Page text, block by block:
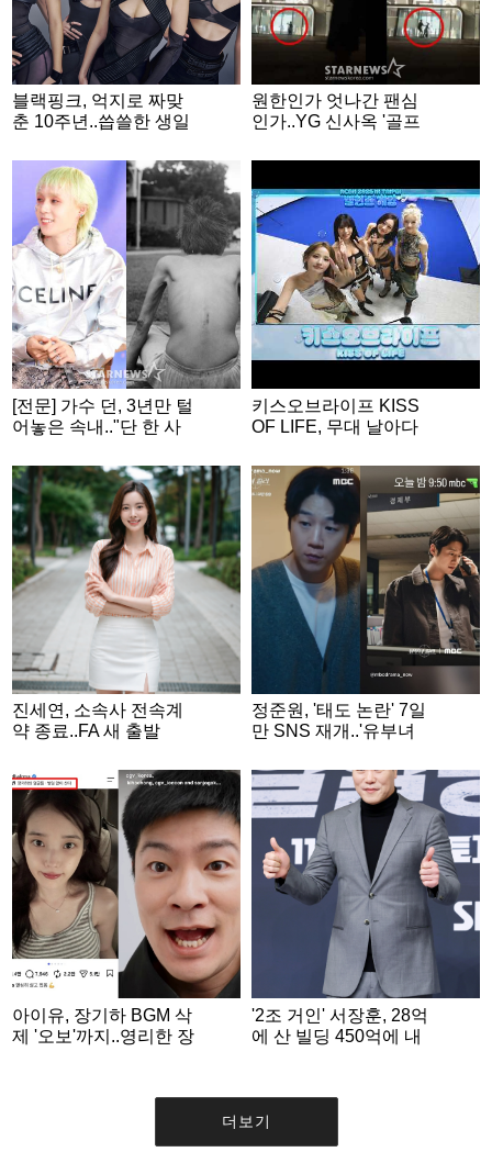
블랙핑크, 억지로 짜맞
춘 10주년..씁쓸한 생일
원한인가 엇나간 팬심
인가..YG 신사옥 '골프
[종합]
[전문] 가수 던, 3년만 털
어놓은 속내.."단 한 사
키스오브라이프 KISS
OF LIFE, 무대 날아다
CON 2026 밸런스게
임|‘Would you rather’ g
ame | ENG SUB #ACO
N2026
진세연, 소속사 전속계
약 종료..FA 새 출발
정준원, '태도 논란' 7일
만 SNS 재개..'유부녀
이슈]
아이유, 장기하 BGM 삭
제 '오보'까지..영리한 장
'2조 거인' 서장훈, 28억
에 산 빌딩 450억에 내
더보기